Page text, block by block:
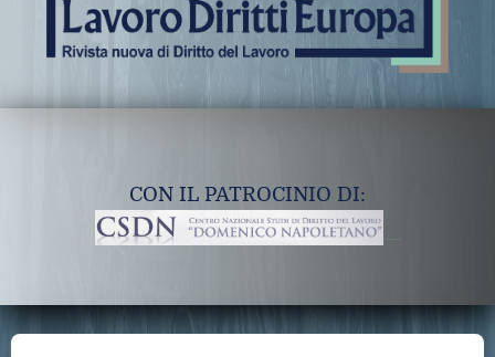
CON IL PATROCINIO DI: